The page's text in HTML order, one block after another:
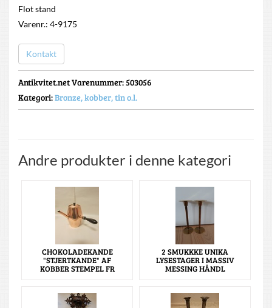
Flot stand
Varenr.: 4-9175
Kontakt
Antikvitet.net Varenummer: 503056
Kategori:Bronze, kobber, tin o.l.
Andre produkter i denne kategori
CHOKOLADEKANDE
"STJERTKANDE" AF
KOBBER STEMPEL FR
2 SMUKKKE UNIKA
LYSESTAGER I MASSIV
MESSING HÅNDL